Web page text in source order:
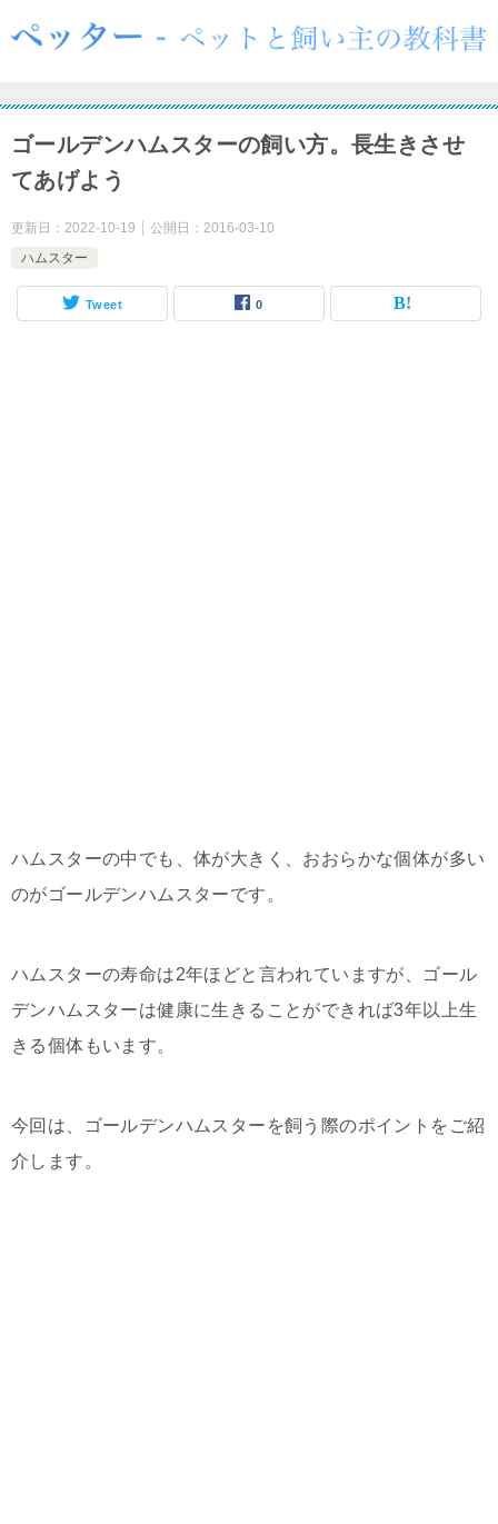
ゴールデンハムスターの飼い方。長生きさせ
てあげよう
更新日： 2022-10-19 公開日： 2016-03-10
ハムスター
Tweet 0
ハムスターの中でも、体が大きく、おおらかな個体が多い
のがゴールデンハムスターです。
ハムスターの寿命は2年ほどと言われていますが、ゴール
デンハムスターは健康に生きることができれば3年以上生
きる個体もいます。
今回は、ゴールデンハムスターを飼う際のポイントをご紹
介します。